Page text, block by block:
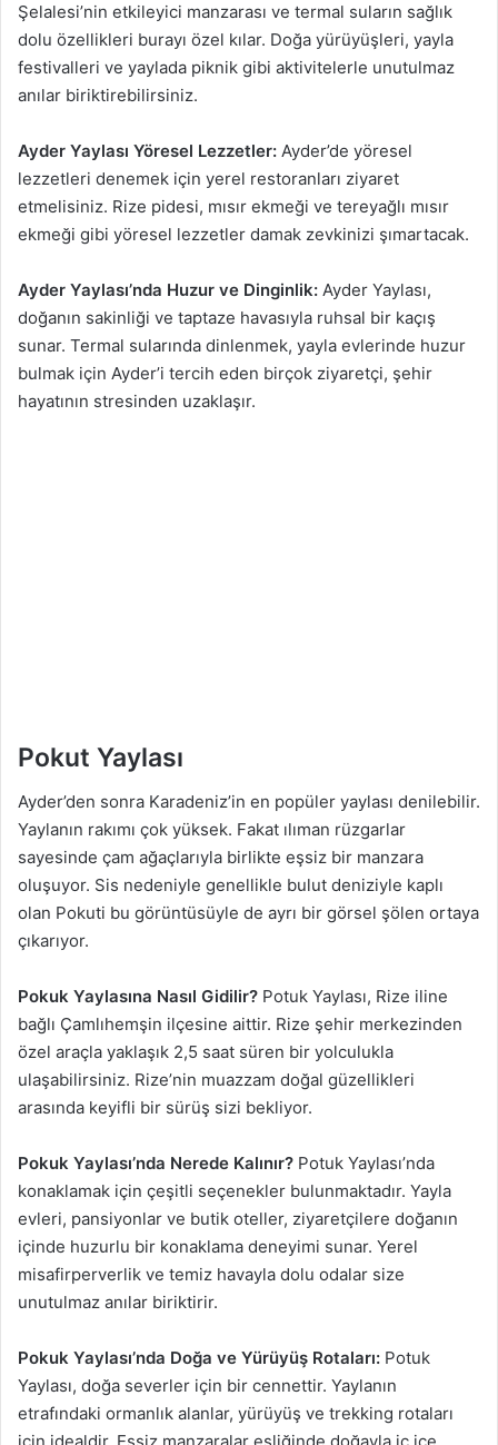
Şelalesi’nin etkileyici manzarası ve termal suların sağlık
dolu özellikleri burayı özel kılar. Doğa yürüyüşleri, yayla
festivalleri ve yaylada piknik gibi aktivitelerle unutulmaz
anılar biriktirebilirsiniz.
Ayder Yaylası Yöresel Lezzetler: Ayder’de yöresel
lezzetleri denemek için yerel restoranları ziyaret
etmelisiniz. Rize pidesi, mısır ekmeği ve tereyağlı mısır
ekmeği gibi yöresel lezzetler damak zevkinizi şımartacak.
Ayder Yaylası’nda Huzur ve Dinginlik: Ayder Yaylası,
doğanın sakinliği ve taptaze havasıyla ruhsal bir kaçış
sunar. Termal sularında dinlenmek, yayla evlerinde huzur
bulmak için Ayder’i tercih eden birçok ziyaretçi, şehir
hayatının stresinden uzaklaşır.
Pokut Yaylası
Ayder’den sonra Karadeniz’in en popüler yaylası denilebilir.
Yaylanın rakımı çok yüksek. Fakat ılıman rüzgarlar
sayesinde çam ağaçlarıyla birlikte eşsiz bir manzara
oluşuyor. Sis nedeniyle genellikle bulut deniziyle kaplı
olan Pokuti bu görüntüsüyle de ayrı bir görsel şölen ortaya
çıkarıyor.
Pokuk Yaylasına Nasıl Gidilir? Potuk Yaylası, Rize iline
bağlı Çamlıhemşin ilçesine aittir. Rize şehir merkezinden
özel araçla yaklaşık 2,5 saat süren bir yolculukla
ulaşabilirsiniz. Rize’nin muazzam doğal güzellikleri
arasında keyifli bir sürüş sizi bekliyor.
Pokuk Yaylası’nda Nerede Kalınır? Potuk Yaylası’nda
konaklamak için çeşitli seçenekler bulunmaktadır. Yayla
evleri, pansiyonlar ve butik oteller, ziyaretçilere doğanın
içinde huzurlu bir konaklama deneyimi sunar. Yerel
misafirperverlik ve temiz havayla dolu odalar size
unutulmaz anılar biriktirir.
Pokuk Yaylası’nda Doğa ve Yürüyüş Rotaları: Potuk
Yaylası, doğa severler için bir cennettir. Yaylanın
etrafındaki ormanlık alanlar, yürüyüş ve trekking rotaları